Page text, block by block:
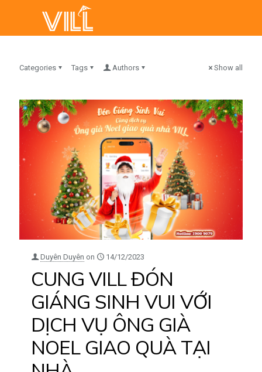
Categories Tags Authors Show all
Duyên Duyên on 14/12/2023
CUNG VILL ĐÓN
GIÁNG SINH VUI VỚI
DỊCH VỤ ÔNG GIÀ
NOEL GIAO QUÀ TẠI